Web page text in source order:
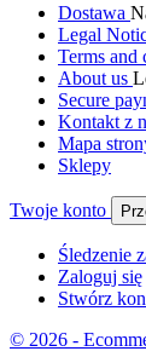
Dostawa
Legal
Terms and
About us
Secure
Kontakt z
Mapa
Sklepy
Twoje konto
Śledzenie
Zaloguj się
Stwórz
© 2026 -